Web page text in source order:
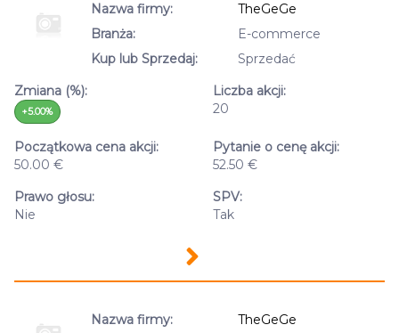
Nazwa firmy:
TheGeGe
Branża:
E-commerce
Kup lub Sprzedaj:
Sprzedać
Zmiana (%):
+5.00%
Liczba akcji:
20
Początkowa cena akcji:
50.00 €
Pytanie o cenę akcji:
52.50 €
Prawo głosu:
Nie
SPV:
Tak
Nazwa firmy: TheGeGe